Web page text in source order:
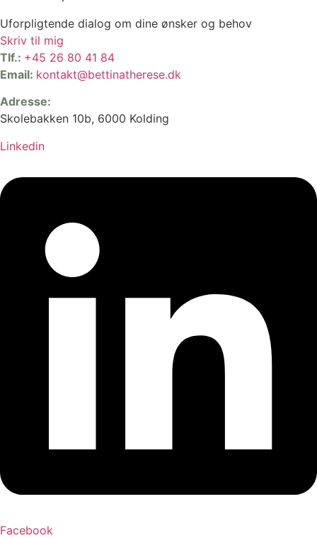
Uforpligtende dialog om dine ønsker og behov
Skriv til mig
Tlf.: +45 26 80 41 84
Email: kontakt@bettinatherese.dk
Adresse:
Skolebakken 10b, 6000 Kolding
Linkedin
Facebook